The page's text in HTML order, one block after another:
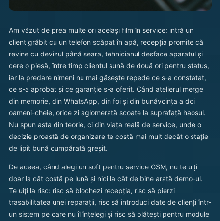
Am văzut de prea multe ori același film în service: intră un
client grăbit cu un telefon scăpat în apă, recepția promite că
revine cu devizul până seara, tehnicianul desface aparatul și
cere o piesă, între timp clientul sună de două ori pentru status,
iar la predare nimeni nu mai găsește repede ce s-a constatat,
ce s-a aprobat și ce garanție s-a oferit. Când atelierul merge
din memorie, din WhatsApp, din foi și din bunăvoința a doi
oameni-cheie, orice zi aglomerată scoate la suprafață haosul.
Nu spun asta din teorie, ci din viața reală de service, unde o
decizie proastă de organizare te costă mai mult decât o stație
de lipit bună cumpărată greșit.
De aceea, când alegi un soft pentru service GSM, nu te uiți
doar la cât costă pe lună și nici la cât de bine arată demo-ul.
Te uiți la risc: risc să blochezi recepția, risc să pierzi
trasabilitatea unei reparații, risc să introduci date de clienți într-
un sistem pe care nu îl înțelegi și risc să plătești pentru module